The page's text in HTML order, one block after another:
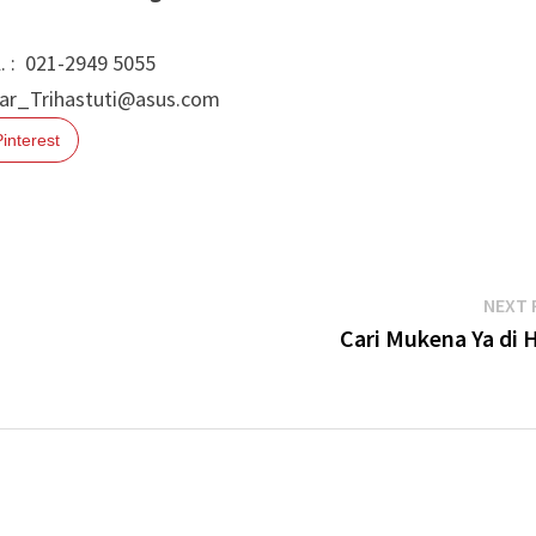
5055
NEXT
Cari Mukena Ya di